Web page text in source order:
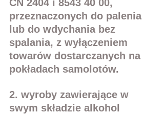
CN 2404 i 8543 40 00,
przeznaczonych do palenia
lub do wdychania bez
spalania, z wyłączeniem
towarów dostarczanych na
pokładach samolotów.
2. wyroby zawierające w
swym składzie alkohol